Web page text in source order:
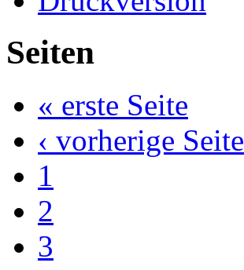
Seiten
« erste Seite
‹ vorherige Seite
1
2
3